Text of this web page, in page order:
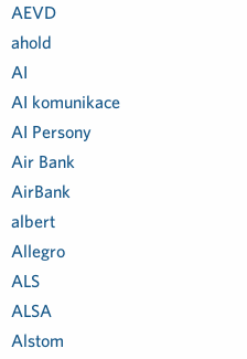
AEVD
ahold
AI
AI komunikace
AI Persony
Air Bank
AirBank
albert
Allegro
ALS
ALSA
Alstom